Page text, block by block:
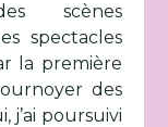
scènes
spectacles
la première
des
j’ai poursuivi